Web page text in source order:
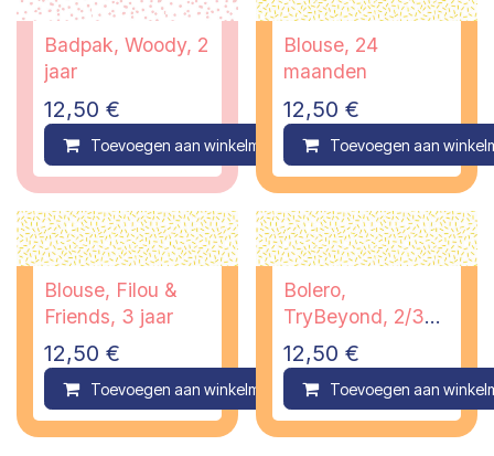
Badpak, Woody, 2
jaar
12,50 €
Toevoegen aan winkelmandje Compare
Blouse, 24
maanden
12,50 €
Toevoegen aan
Blouse, Filou &
Friends, 3 jaar
12,50 €
Toevoegen aan winkelmandje Compare
Bolero,
TryBeyond, 2/3
jaar
12,50 €
Toevoegen aan